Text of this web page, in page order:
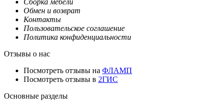
Сборка мебели
Обмен и возврат
Контакты
Пользовательское соглашение
Политика конфиденциальности
Отзывы о нас
Посмотреть отзывы на ФЛАМП
Посмотреть отзывы в 2ГИС
Основные разделы